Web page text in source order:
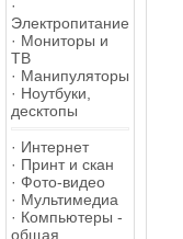
·
Электропитание
· Мониторы и
ТВ
· Манипуляторы
· Ноутбуки,
десктопы
· Интернет
· Принт и скан
· Фото-видео
· Мультимедиа
· Компьютеры -
общая